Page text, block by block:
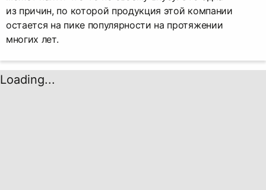
из причин, по которой продукция этой компании
остается на пике популярности на протяжении
многих лет.
Loading...